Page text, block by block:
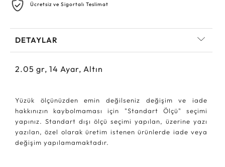
Ücretsiz ve Sigortalı Teslimat
DETAYLAR
2.05 gr, 14 Ayar, Altın
Yüzük ölçünüzden emin değilseniz değişim ve iade
hakkınızın kaybolmaması için "Standart Ölçü" seçimi
yapınız. Standart dışı ölçü seçimi yapılan, üzerine yazı
yazılan, özel olarak üretim istenen ürünlerde iade veya
değişim yapılamamaktadır.